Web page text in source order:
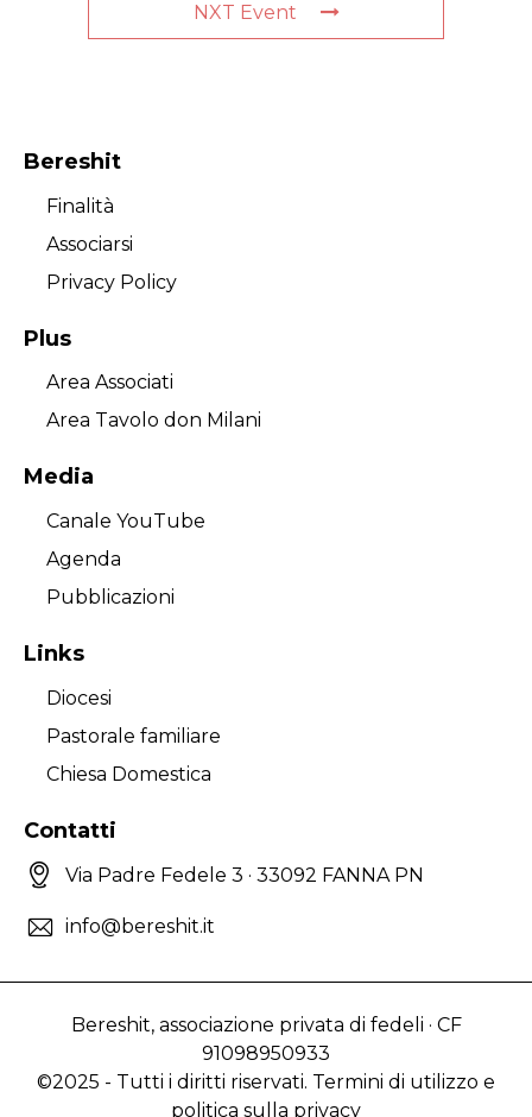
NXT Event
Bereshit
Finalità
Associarsi
Privacy Policy
Plus
Area Associati
Area Tavolo don Milani
Media
Canale YouTube
Agenda
Pubblicazioni
Links
Diocesi
Pastorale familiare
Chiesa Domestica
Contatti
Via Padre Fedele 3 · 33092 FANNA PN
info@bereshit.it
Bereshit, associazione privata di fedeli · CF
91098950933
©2025 - Tutti i diritti riservati. Termini di utilizzo e
politica sulla privacy